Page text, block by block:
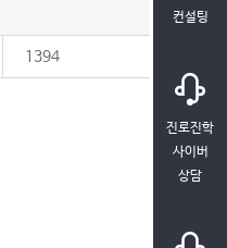
1394
컨설팅
진로진학
사이버
상담